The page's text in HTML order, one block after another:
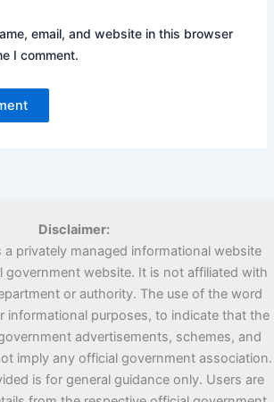
email, and website in this browser
I comment.
Disclaimer:
a privately managed informational website
government website. It is not affiliated with
or authority. The use of the word
informational purposes, to indicate that the
advertisements, schemes, and
imply any official government association.
is for general guidance only. Users are